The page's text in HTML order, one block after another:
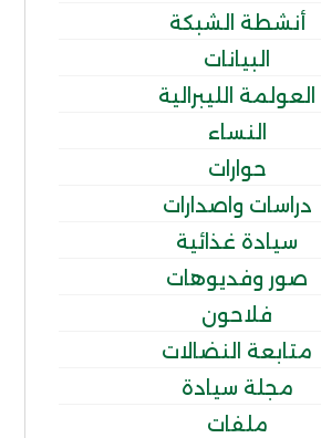
أنشطة الشبكة
البيانات
العولمة الليبرالية
النساء
حوارات
دراسات واصدارات
سيادة غذائية
صور وفديوهات
فلاحون
متابعة النضالات
مجلة سيادة
ملفات